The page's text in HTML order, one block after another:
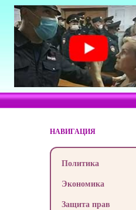
НАВИГАЦИЯ
Политика
Экономика
Защита прав